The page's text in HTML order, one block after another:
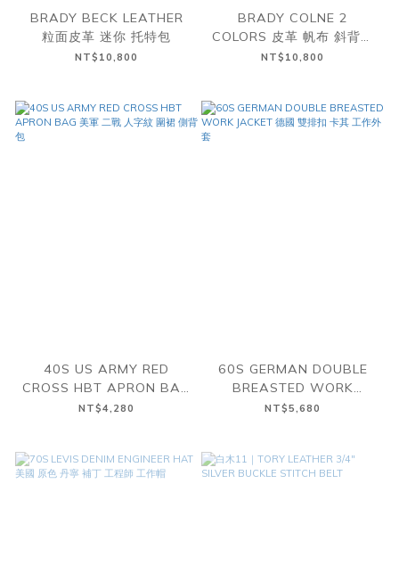
BRADY BECK LEATHER
粒面皮革 迷你 托特包
NT$10,800
BRADY COLNE 2
COLORS 皮革 帆布 斜背包
二色
NT$10,800
40S US ARMY RED
CROSS HBT APRON BAG
美軍 二戰 人字紋 圍裙 側背
NT$4,280
60S GERMAN DOUBLE
BREASTED WORK
JACKET 德國 雙排扣 卡其
NT$5,680